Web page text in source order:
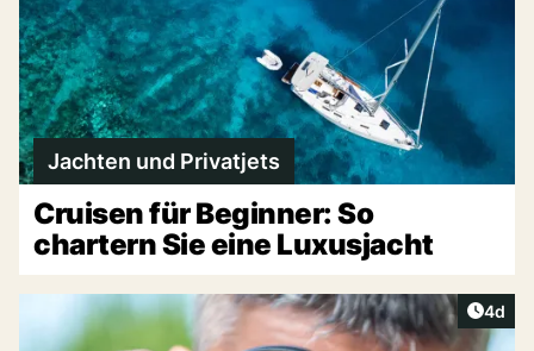
Jachten und Privatjets
Cruisen für Beginner: So
chartern Sie eine Luxusjacht
4d